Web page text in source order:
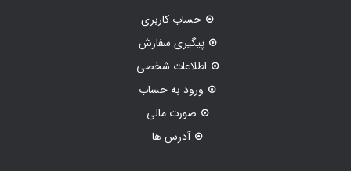
حساب کاربری
پیگیری سفارش
اطلاعات شخصی
ورود به حساب
صورت مالی
آدرس ها